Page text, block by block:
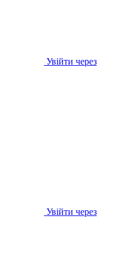
Увійти через
Увійти через